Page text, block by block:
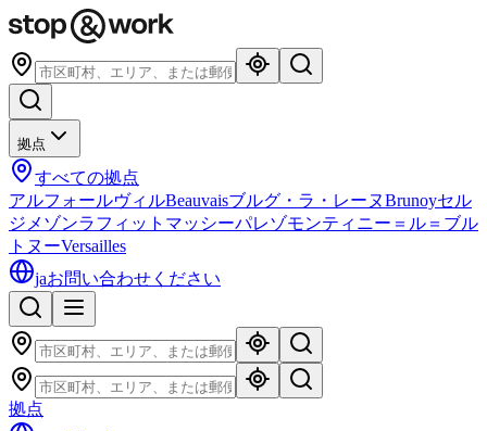
拠点
すべての拠点
アルフォールヴィルBeauvaisブルグ・ラ・レーヌBrunoyセル
ジ メゾンラフィット マッシーパレゾモンティニー＝ル＝ブル
トヌーVersailles
jaお問い合わせください
拠点